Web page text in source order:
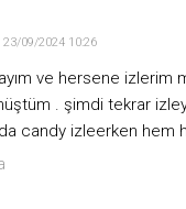
23/09/2024 10:26
ve hersene
. şimdi tekrar
candy izleerken